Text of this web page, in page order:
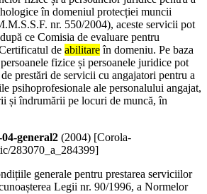
în domeniul protecției muncii
nr. 550/2004), aceste servicii pot
ce Comisia de evaluare pentru
de abilitareîn domeniu. Pe baza
fizice și persoanele juridice pot
prestări de servicii cu angajatori pentru a
psihoprofesionale ale personalului angajat,
și îndrumării pe locuri de muncă, în
general2 (2004) [Corola-
283070_a_284399]
generale pentru prestarea serviciilor
Legii nr. 90/1996, a Normelor